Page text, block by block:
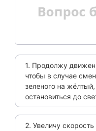
1. Продолжу
чтобы в случае
зеленого на
остановиться до
2. Увеличу